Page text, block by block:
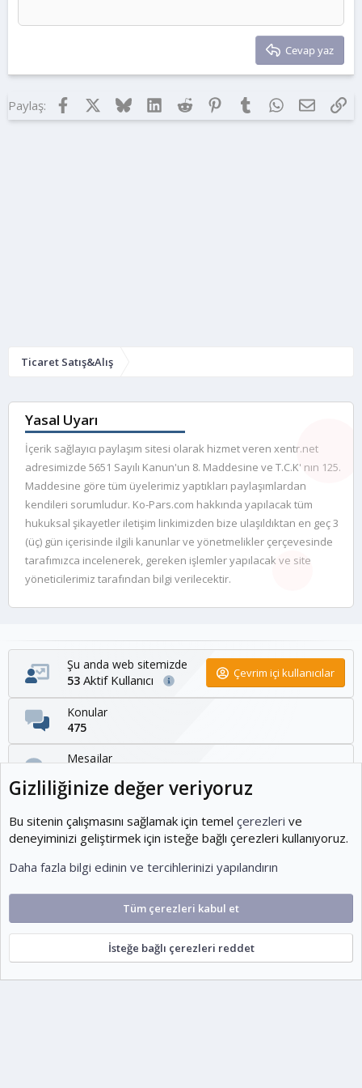
Cevap yaz
Paylaş: Facebook BlueskyLinkedInReddit Pinterest
Tumblr WhatsApp
E-posta
Ticaret Satış&Alış
Yasal Uyarı
İçerik sağlayıcı paylaşım sitesi olarak hizmet veren xentr.net
adresimizde 5651 Sayılı Kanun'un 8. Maddesine ve T.C.K' nın 125.
Maddesine göre tüm üyelerimiz yaptıkları paylaşımlardan
kendileri sorumludur. Ko-Pars.com hakkında yapılacak tüm
hukuksal şikayetler iletişim linkimizden bize ulaşıldıktan en geç 3
(üç) gün içerisinde ilgili kanunlar ve yönetmelikler çerçevesinde
tarafımızca incelenerek, gereken işlemler yapılacak ve site
yöneticilerimiz tarafından bilgi verilecektir.
Şu anda web sitemizde
53 Aktif Kullanıcı Çevrim içi kullanıcılar
Konular
475
Mesajlar
1,954
Son üye
KOEditor
Cookies Ko-ParsV2
Türkçe (TR)
Gizlilik politikası Yardım Ana sayfa
S
escort
Gizliliğinize değer veriyoruz
Bu sitenin çalışmasını sağlamak için temel çerezleri ve
deneyiminizi geliştirmek için isteğe bağlı çerezleri kullanıyoruz.
Daha fazla bilgi edinin ve tercihlerinizi yapılandırın
Tüm çerezleri kabul et
İsteğe bağlı çerezleri reddet